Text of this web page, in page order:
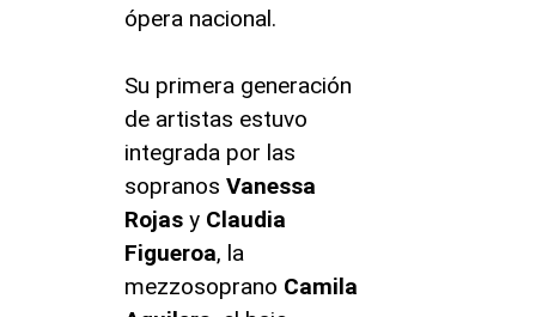
ópera nacional.
Su primera generación
de artistas estuvo
integrada por las
sopranos Vanessa
Rojas y Claudia
Figueroa, la
mezzosoprano Camila